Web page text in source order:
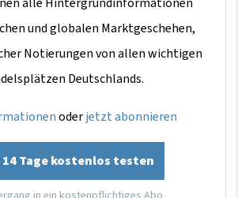
und globalen Marktgeschehen,
Notierungen von allen wichtigen
Deutschlands.
oderjetzt abonnieren
Tage kostenlos testen